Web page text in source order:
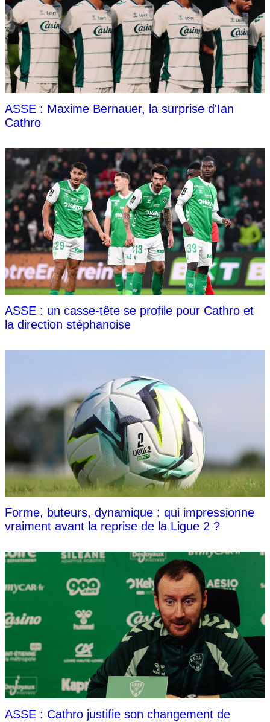
ASSE : Maxime Bernauer, la surprise d'Ian
Cathro
ASSE : un casse-tête se profile pour Cathro et
la direction stéphanoise
Forme, buteurs, dynamique : qui impressionne
vraiment avant la reprise de la Ligue 2 ?
ASSE : Cathro justifie son changement de